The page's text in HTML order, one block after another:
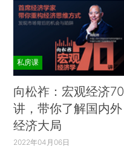
私房课
向松祚：宏观经济70
讲，带你了解国内外
经济大局
2022年04月06日